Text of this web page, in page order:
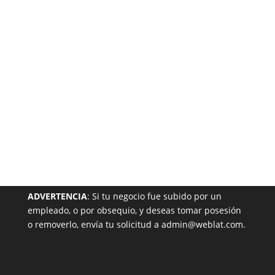
ADVERTENCIA: Si tu negocio fue subido por un
empleado, o por obsequio, y deseas tomar posesión
o removerlo, envía tu solicitud a admin@weblat.com.